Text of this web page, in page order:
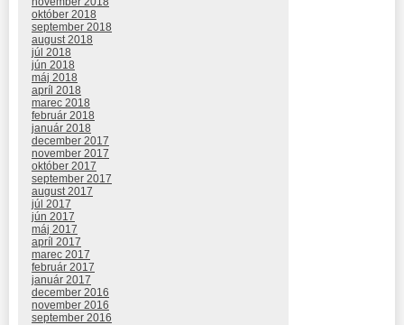
október 2018
september 2018
august 2018
júl 2018
jún 2018
máj 2018
apríl 2018
marec 2018
február 2018
január 2018
december 2017
november 2017
október 2017
september 2017
august 2017
júl 2017
jún 2017
máj 2017
apríl 2017
marec 2017
február 2017
január 2017
december 2016
november 2016
september 2016